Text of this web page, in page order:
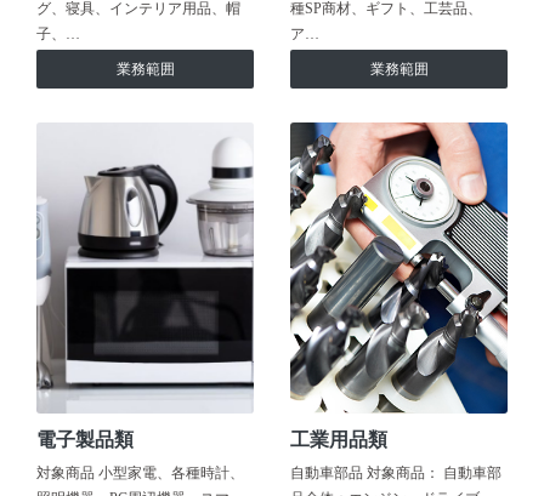
グ、寝具、インテリア用品、帽
子、…
業務範囲
種SP商材、ギフト、工芸品、
ア…
業務範囲
電子製品類
対象商品 小型家電、各種時計、
工業用品類
自動車部品 対象商品： 自動車部